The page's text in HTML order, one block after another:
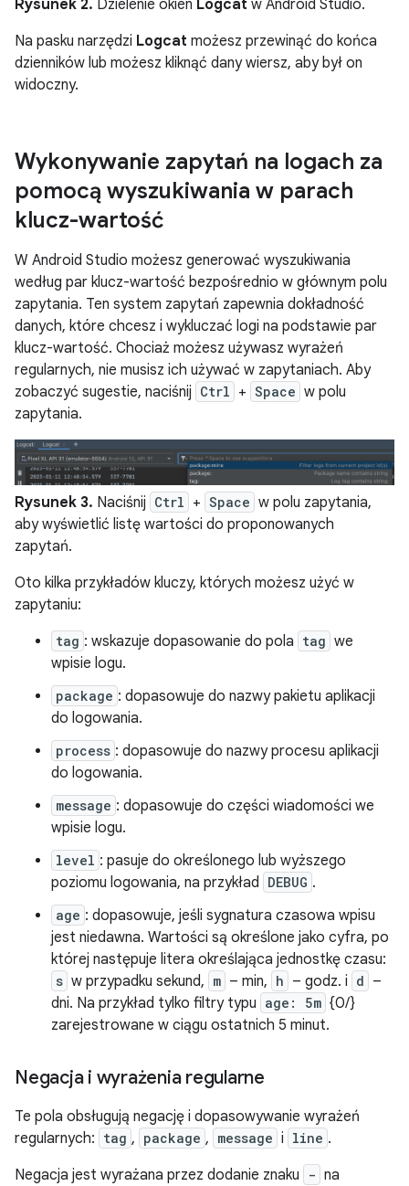
Rysunek 2. Dzielenie okien Logcat w Android Studio.
Na pasku narzędzi Logcat możesz przewinąć do końca
dzienników lub możesz kliknąć dany wiersz, aby był on
widoczny.
Wykonywanie zapytań na logach za
pomocą wyszukiwania w parach
klucz-wartość
W Android Studio możesz generować wyszukiwania
według par klucz-wartość bezpośrednio w głównym polu
zapytania. Ten system zapytań zapewnia dokładność
danych, które chcesz i wykluczać logi na podstawie par
klucz-wartość. Chociaż możesz używasz wyrażeń
regularnych, nie musisz ich używać w zapytaniach. Aby
zobaczyć sugestie, naciśnij Ctrl + Space w polu
zapytania.
Rysunek 3. Naciśnij Ctrl + Space w polu zapytania,
aby wyświetlić listę wartości do proponowanych
zapytań.
Oto kilka przykładów kluczy, których możesz użyć w
zapytaniu:
tag : wskazuje dopasowanie do pola tag we
wpisie logu.
package : dopasowuje do nazwy pakietu aplikacji
do logowania.
process : dopasowuje do nazwy procesu aplikacji
do logowania.
message : dopasowuje do części wiadomości we
wpisie logu.
level : pasuje do określonego lub wyższego
poziomu logowania, na przykład DEBUG .
age : dopasowuje, jeśli sygnatura czasowa wpisu
jest niedawna. Wartości są określone jako cyfra, po
której następuje litera określająca jednostkę czasu:
s w przypadku sekund, m – min, h – godz. i d –
dni. Na przykład tylko filtry typu age: 5m {0/}
zarejestrowane w ciągu ostatnich 5 minut.
Negacja i wyrażenia regularne
Te pola obsługują negację i dopasowywanie wyrażeń
regularnych: tag , package , message i line .
Negacja jest wyrażana przez dodanie znaku
- na